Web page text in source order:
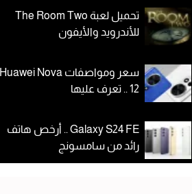
تحميل لعبة The Room Two
للأندرويد والأيفون
سعر ومواصفات Huawei Nova
12 .. تعرف عليها
Galaxy S24 FE .. أرخص هاتف
رائد من سامسونج